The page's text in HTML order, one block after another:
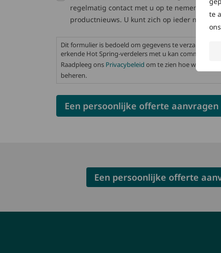
te
regelmatig contact met u op te nemen met
productnieuws. U kunt zich op ieder
Dit formulier is bedoeld om gegevens te verzamelen
erkende Hot Spring-verdelers met u kan
Raadpleeg ons Privacybeleid om te zien hoe wij uw
beheren.
Een persoonlijke offerte